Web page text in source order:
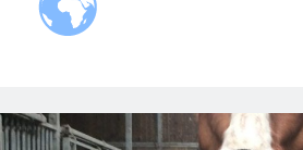
Information om din sundhed